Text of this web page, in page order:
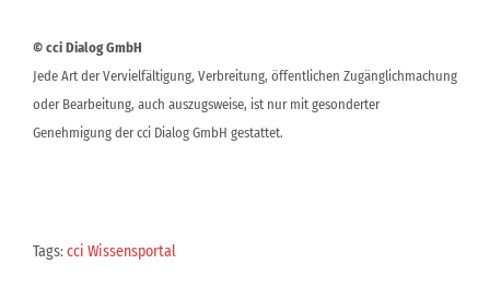
© cci Dialog GmbH
Jede Art der Vervielfältigung, Verbreitung, öffentlichen Zugänglichmachung
oder Bearbeitung, auch auszugsweise, ist nur mit gesonderter
Genehmigung der cci Dialog GmbH gestattet.
Tags:cci Wissensportal